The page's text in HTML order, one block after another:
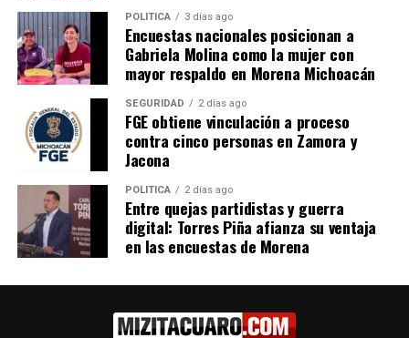
Relacionado
SSM, brinda detección de
violencia a través de sus 11
módulos Mujer y Salud
30 noviembre, 2021
En "Michoacán"
SSM, cuenta con 11
módulos de atención para
violencia
26 noviembre, 2021
En "Michoacán"
POLÍTICA 3 días ago
Encuestas nacionales posicionan a
Gabriela Molina como la mujer con
mayor respaldo en Morena Michoacán
SEGURIDAD 2 días ago
FGE obtiene vinculación a proceso
contra cinco personas en Zamora y
Jacona
POLÍTICA 2 días ago
Entre quejas partidistas y guerra
digital: Torres Piña afianza su ventaja
en las encuestas de Morena